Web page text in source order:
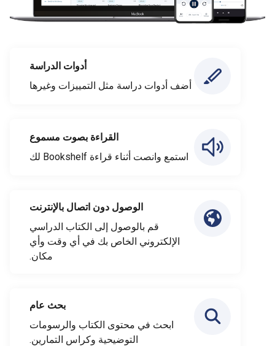
أدوات الدراسة
أضف أدوات دراسة مثل التمييزات وغيرها
القراءة بصوت مسموع
استمع وانصت أثناء قراءة Bookshelf لك
الوصول دون اتصال بالإنترنت
قم بالوصول إلى الكتاب الدراسي
الإلكتروني الخاص بك في أي وقت وأي
مكان.
بحث عام
ابحث في محتوى الكتاب والرسومات
التوضيحية وكراس التمارين.